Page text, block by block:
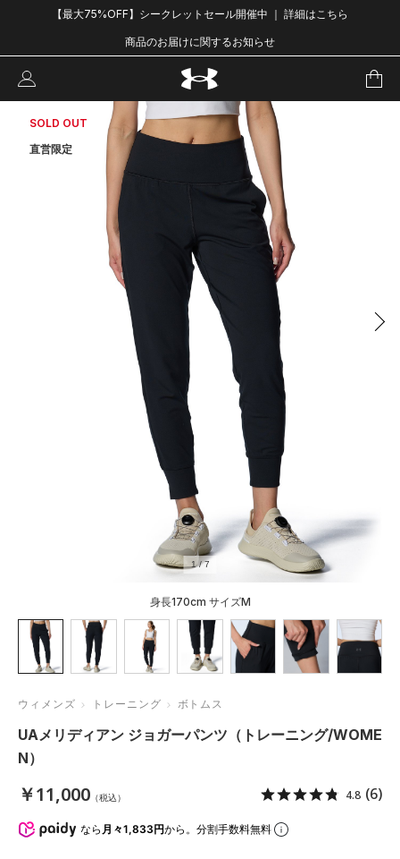
【最大75%OFF】シークレットセール開催中 ｜ 詳細はこちら
商品のお届けに関するお知らせ
SOLD OUT
直営限定
1/7
身長170cm サイズM
ウィメンズ トレーニング ボトムス
UAメリディアン ジョガーパンツ（トレーニング/WOME
N）
￥11,000 （税込） 4.8 (6)
なら 月々1,833円から。分割手数料無料